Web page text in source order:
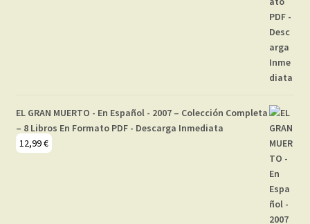
EL GRAN MUERTO - En Español - 2007 – Colección Completa
– 8 Libros En Formato PDF - Descarga Inmediata
12,99€